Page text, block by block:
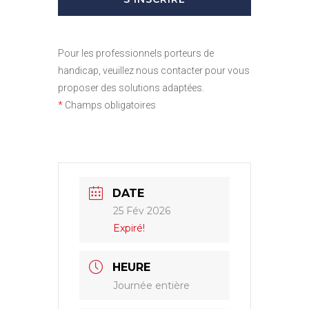
Pour les professionnels porteurs de
handicap, veuillez nous contacter pour vous
proposer des solutions adaptées.
* Champs obligatoires
DATE
25 Fév 2026
Expiré!
HEURE
Journée entière